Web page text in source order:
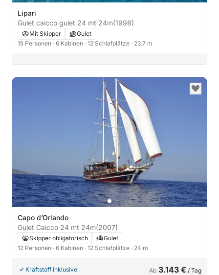
Lipari
Gulet caicco gulet 24 mt 24m(1998)
Mit Skipper
Gulet
15 Personen · 6 Kabinen · 12 Schlafplätze · 23.7 m
Capo d’Orlando
Gulet Caicco 24 mt 24m(2007)
Skipper obligatorisch
Gulet
12 Personen · 6 Kabinen · 12 Schlafplätze · 24 m
Kraftstoff inklusive Ab 3.143 € / Tag